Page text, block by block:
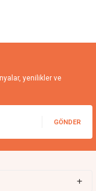
yenilikler ve
GÖNDER